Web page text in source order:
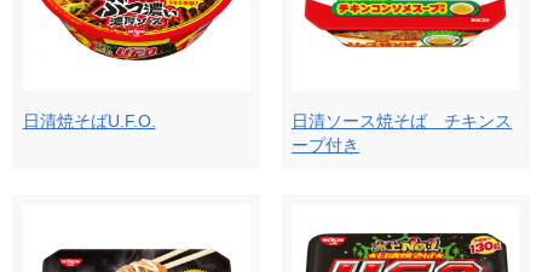
日清焼そばU.F.O.
日清ソース焼そば チキンス
ープ付き